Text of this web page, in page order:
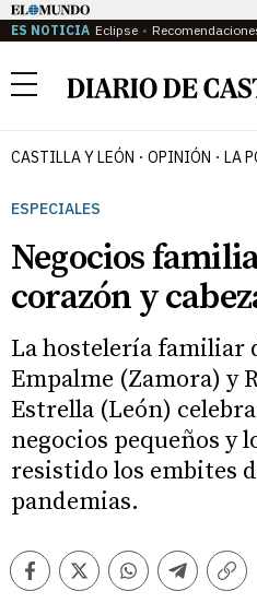
ES NOTICIA Eclipse
Menú
CASTILLA Y LEÓN OPINIÓN LA
ESPECIALES
Negocios
corazón y
La hostelería familiar
Empalme (Zamora) y
Estrella (León)
negocios pequeños y
resistido los embites
pandemias.
FacebookTwitterWhatsappTelegram